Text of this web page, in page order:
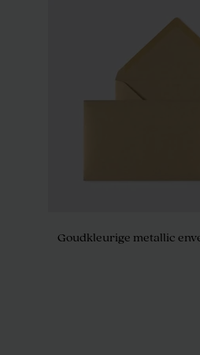
Goudkleurige metallic